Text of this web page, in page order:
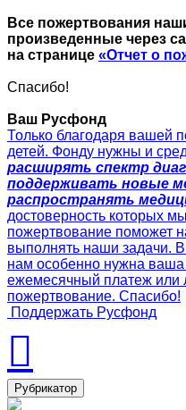
Все пожертвования
произведенные через
на странице «Отчет о
Спасибо!
Ваш Русфонд
Только благодаря вашей
детей. Фонду нужны и
расширять спектр
поддерживать новые
распространять
достоверность которых
пожертвование поможет
выполнять наши задачи.
нам особенно нужна
ежемесячный платеж или
пожертвование. Спасибо!
Поддержать Русфонд
Рубрикатор